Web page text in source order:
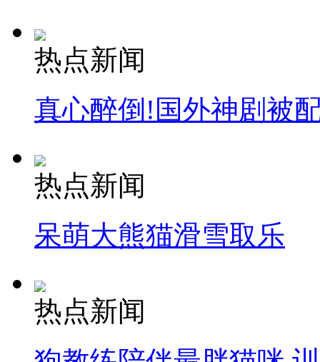
热点新闻
真心醉倒!国外神剧被
热点新闻
呆萌大熊猫滑雪取乐
热点新闻